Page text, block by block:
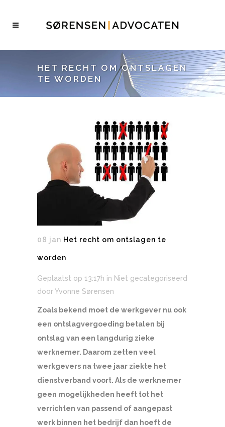
HET RECHT OM ONTSLAGEN
TE WORDEN
08 jan Het recht om ontslagen te
worden
Geplaatst op 13:17h in Niet gecategoriseerd
doorYvonne Sørensen
Zoals bekend moet de werkgever nu ook
een ontslagvergoeding betalen bij
ontslag van een langdurig zieke
werknemer. Daarom zetten veel
werkgevers na twee jaar ziekte het
dienstverband voort. Als de werknemer
geen mogelijkheden heeft tot het
verrichten van passend of aangepast
werk binnen het bedrijf dan hoeft de